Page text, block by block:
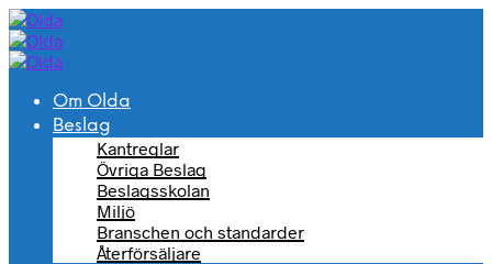
Om Olda
Beslag
Kantreglar
Övriga Beslag
Beslagsskolan
Miljö
Branschen och standarder
Återförsäljare